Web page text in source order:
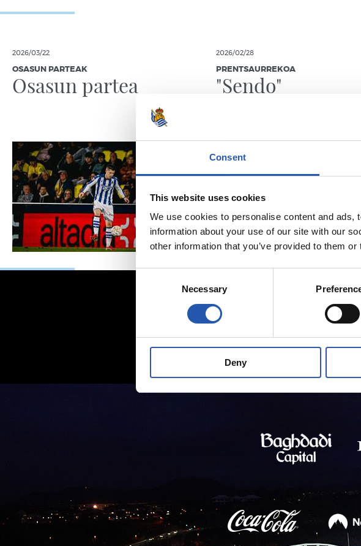
Consent
This website uses cookies
We use cookies to personalise content and
information about your use of our site with our
other information that you’ve provided to them
Necessary
Deny
2026/03/22
OSASUN PARTEAK
Osasun partea
2026/02/28
PRENTSAURREKOA
"Sendo"